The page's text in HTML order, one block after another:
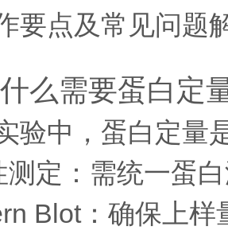
要点及常见问题
么需要蛋白定
验中，蛋白定量
测定：需统一蛋
Blot：确保上